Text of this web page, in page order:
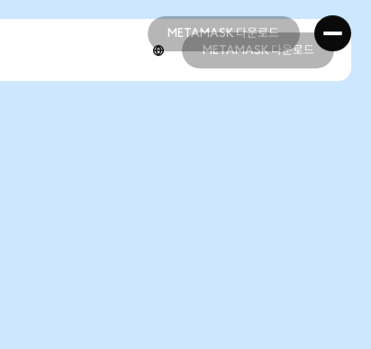
METAMASK 다운로드
METAMASK 다운로드
METAMASK 다운로드